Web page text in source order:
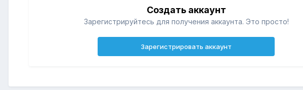
Создать аккаунт
Зарегистрируйтесь для получения аккаунта. Это просто!
Зарегистрировать аккаунт